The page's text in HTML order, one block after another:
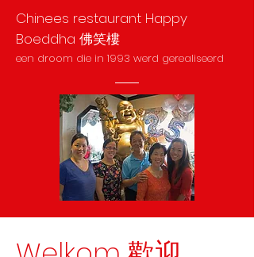
Chinees restaurant Happy
Boeddha 佛笑樓
een droom die in 1993 werd gerealiseerd